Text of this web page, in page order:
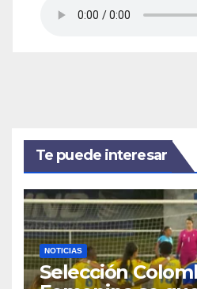
Te puede interesar
NOTICIAS
Selección